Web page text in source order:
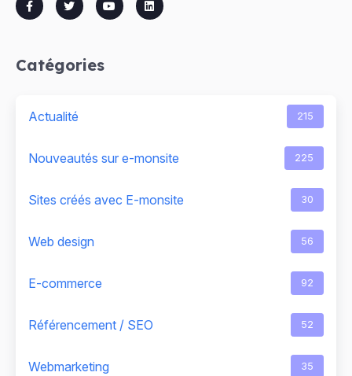
Catégories
Actualité 215
Nouveautés sur e-monsite 225
Sites créés avec E-monsite 30
Web design 56
E-commerce 92
Référencement / SEO 52
Webmarketing 35